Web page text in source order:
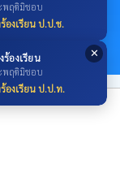
พฤติมิชอบ
องเรียน ป.ป.ช.
✕
ร้องเรียน
พฤติมิชอบ
ร้องเรียน ป.ป.ท.
searchค้นหา